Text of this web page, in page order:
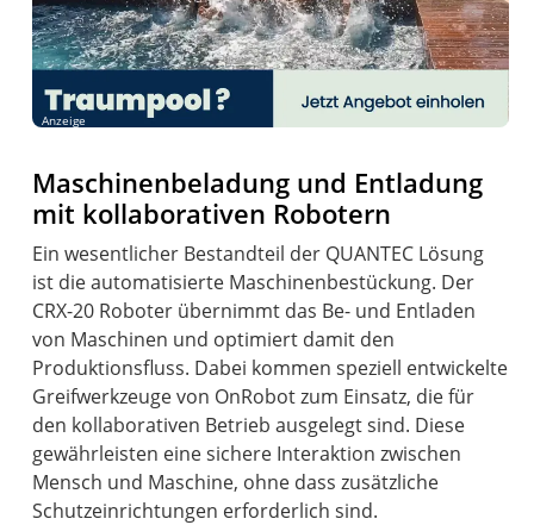
Anzeige
Maschinenbeladung und Entladung
mit kollaborativen Robotern
Ein wesentlicher Bestandteil der QUANTEC Lösung
ist die automatisierte Maschinenbestückung. Der
CRX-20 Roboter übernimmt das Be- und Entladen
von Maschinen und optimiert damit den
Produktionsfluss. Dabei kommen speziell entwickelte
Greifwerkzeuge von OnRobot zum Einsatz, die für
den kollaborativen Betrieb ausgelegt sind. Diese
gewährleisten eine sichere Interaktion zwischen
Mensch und Maschine, ohne dass zusätzliche
Schutzeinrichtungen erforderlich sind.